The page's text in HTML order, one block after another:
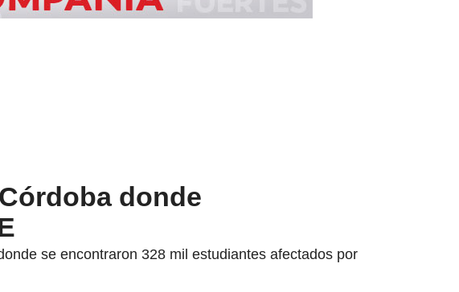
donde
se encontraron 328 mil estudiantes afectados por